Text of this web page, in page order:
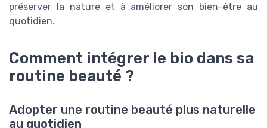
préserver la nature et à améliorer son bien-être au
quotidien.
Comment intégrer le bio dans sa
routine beauté ?
Adopter une routine beauté plus naturelle
au quotidien